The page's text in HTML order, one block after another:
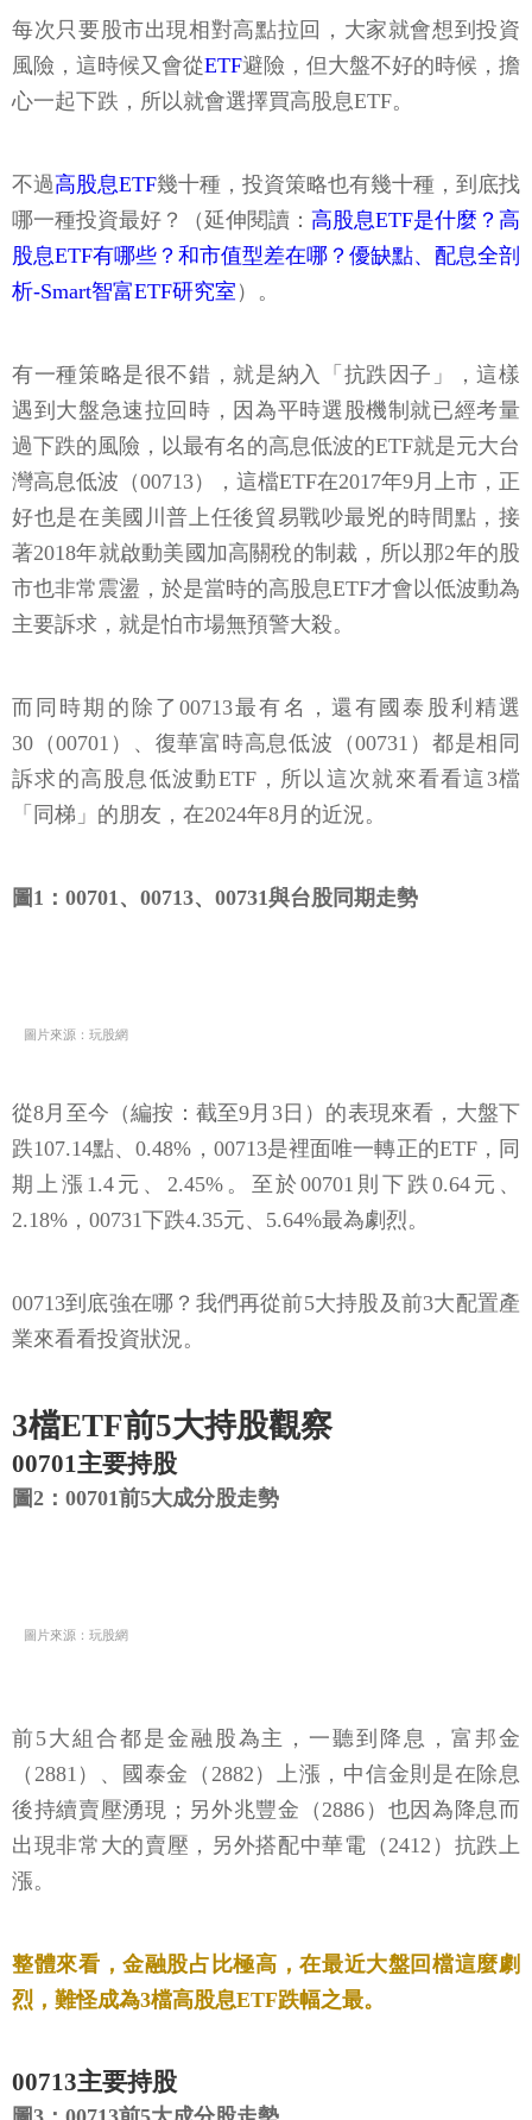
每次只要股市出現相對高點拉回，大家就會想到投資
風險，這時候又會從ETF避險，但大盤不好的時候，擔
心一起下跌，所以就會選擇買高股息ETF。
不過高股息ETF幾十種，投資策略也有幾十種，到底找
哪一種投資最好？（延伸閱讀： 高股息ETF是什麼？高
股息ETF有哪些？和市值型差在哪？優缺點、配息全剖
析-Smart智富ETF研究室 ）。
有一種策略是很不錯，就是納入「抗跌因子」，這樣
遇到大盤急速拉回時，因為平時選股機制就已經考量
過下跌的風險，以最有名的高息低波的ETF就是元大台
灣高息低波（00713），這檔ETF在2017年9月上市，正
好也是在美國川普上任後貿易戰吵最兇的時間點，接
著2018年就啟動美國加高關稅的制裁，所以那2年的股
市也非常震盪，於是當時的高股息ETF才會以低波動為
主要訴求，就是怕市場無預警大殺。
而同時期的除了00713最有名，還有國泰股利精選
30（00701）、復華富時高息低波（00731）都是相同
訴求的高股息低波動ETF，所以這次就來看看這3檔
「同梯」的朋友，在2024年8月的近況。
圖1：00701、00713、00731與台股同期走勢
圖片來源：玩股網
從8月至今（編按：截至9月3日）的表現來看，大盤下
跌107.14點、0.48%，00713是裡面唯一轉正的ETF，同
期上漲1.4元、2.45%。至於00701則下跌0.64元、
2.18%，00731下跌4.35元、5.64%最為劇烈。
00713到底強在哪？我們再從前5大持股及前3大配置產
業來看看投資狀況。
3檔ETF前5大持股觀察
00701主要持股
圖2：00701前5大成分股走勢
圖片來源：玩股網
前5大組合都是金融股為主，一聽到降息，富邦金
（2881）、國泰金（2882）上漲，中信金則是在除息
後持續賣壓湧現；另外兆豐金（2886）也因為降息而
出現非常大的賣壓，另外搭配中華電（2412）抗跌上
漲。
整體來看，金融股占比極高，在最近大盤回檔這麼劇
烈，難怪成為3檔高股息ETF跌幅之最。
00713主要持股